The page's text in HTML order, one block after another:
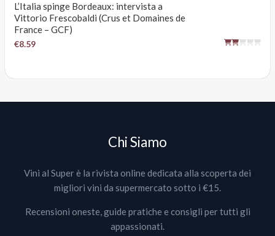
L’Italia spinge Bordeaux: intervista a
Vittorio Frescobaldi (Crus et Domaines de
France – GCF)
€8.59
Chi Siamo
Vini al Super è la rivista online dedicata alla scoperta dei
migliori vini da supermercato sotto i €15.
Recensioni oneste, guide pratiche e consigli per tutti gli
appassionati.